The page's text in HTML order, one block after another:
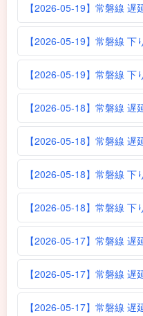
【2026-05-19】常磐線 遅
【2026-05-19】常磐線 下
【2026-05-19】常磐線 下
【2026-05-18】常磐線 遅
【2026-05-18】常磐線 遅
【2026-05-18】常磐線 下
【2026-05-18】常磐線 下
【2026-05-17】常磐線 遅
【2026-05-17】常磐線 遅
【2026-05-17】常磐線 遅